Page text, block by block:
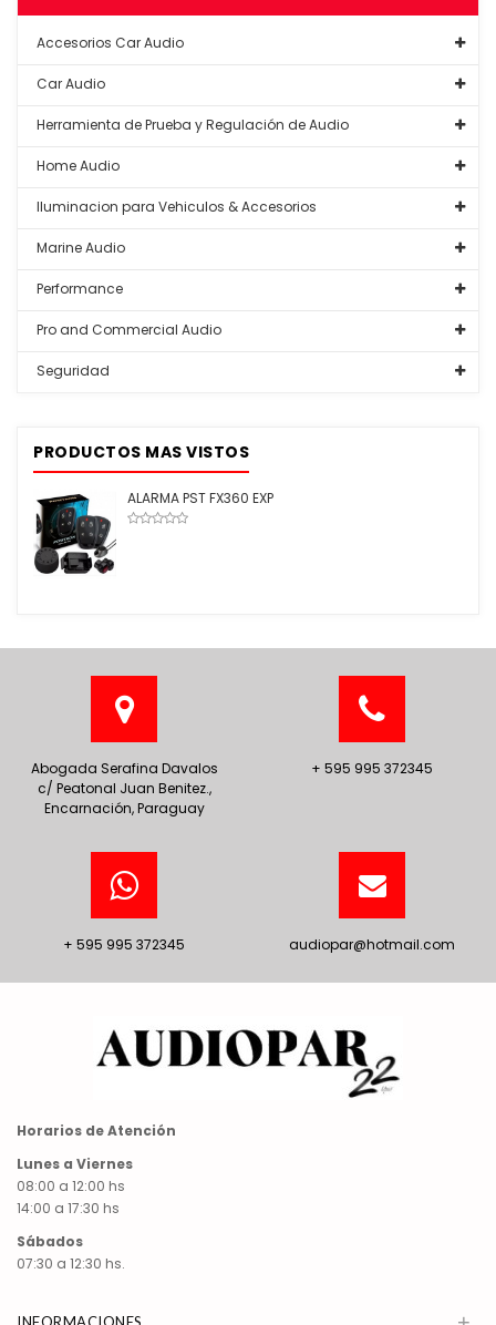
Accesorios Car Audio
Car Audio
Herramienta de Prueba y Regulación de Audio
Home Audio
Iluminacion para Vehiculos & Accesorios
Marine Audio
Performance
Pro and Commercial Audio
Seguridad
PRODUCTOS MAS VISTOS
ALARMA PST FX360 EXP
Abogada Serafina Davalos
c/ Peatonal Juan Benitez.,
Encarnación, Paraguay
+ 595 995 372345
+ 595 995 372345 audiopar@hotmail.com
Horarios de Atención
Lunes a Viernes
08:00 a 12:00 hs
14:00 a 17:30 hs
Sábados
07:30 a 12:30 hs.